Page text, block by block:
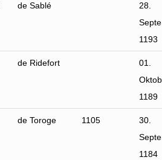
de Sablé
28.
1193
de Ridefort
01.
1189
de Toroge 1105
30.
1184